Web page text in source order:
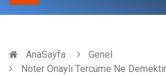
AnaSayfa
Genel
Noter Onaylı Tercüme Ne